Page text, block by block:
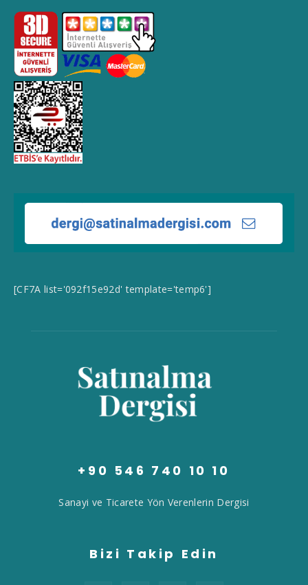
[CF7A list='092f15e92d' template='temp6']
+90 546 740 10 10
Sanayi ve Ticarete Yön Verenlerin Dergisi
Bizi Takip Edin